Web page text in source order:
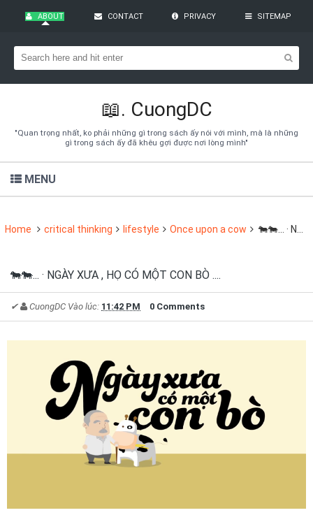
ABOUT CONTACT PRIVACY SITEMAP
📖. CuongDC
"Quan trọng nhất, ko phải những gì trong sách ấy nói với mình, mà là những
gì trong sách ấy đã khêu gợi được nơi lòng mình"
MENU
Home critical thinking lifestyle Once upon a cow 🐄🐄... · NGÀY XƯA , HỌ CÓ MỘT CON BÒ ....
🐄🐄... · NGÀY XƯA , HỌ CÓ MỘT CON BÒ ....
✔ CuongDC Vào lúc: 11:42 PM 0 Comments
Bạn đang cần tìm kiếm gì?
Theo dõi blog qua Email
Hãy đăng kí theo dõi blog để cập nhật những thủ thuật blogger,